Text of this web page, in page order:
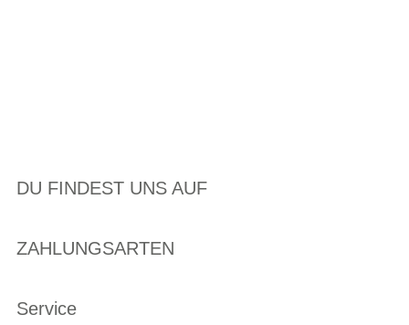
DU FINDEST UNS AUF
ZAHLUNGSARTEN
Service